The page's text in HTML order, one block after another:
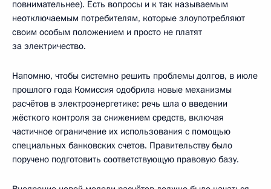
повнимательнее). Есть вопросы и к так называемым
неотключаемым потребителям, которые злоупотребляют
своим особым положением и просто не платят
за электричество.
Напомню, чтобы системно решить проблемы долгов, в июле
прошлого года Комиссия одобрила новые механизмы
расчётов в электроэнергетике: речь шла о введении
жёсткого контроля за снижением средств, включая
частичное ограничение их использования с помощью
специальных банковских счетов. Правительству было
поручено подготовить соответствующую правовую базу.